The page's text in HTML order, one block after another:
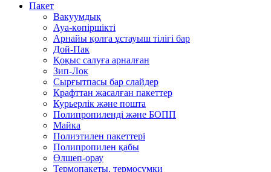
Пакет
Вакуумдық
Ауа-көпіршікті
Арнайы қолға ұстауыш тілігі бар
Дой-Пак
Қоқыс салуға арналған
Зип-Лок
Сырғытпасы бар слайдер
Крафттан жасалған пакеттер
Курьерлік және пошта
Полипропиленді және БОПП
Майка
Полиэтилен пакеттері
Полипропилен қабы
Өлшеп-орау
Термопакеты, термосумки